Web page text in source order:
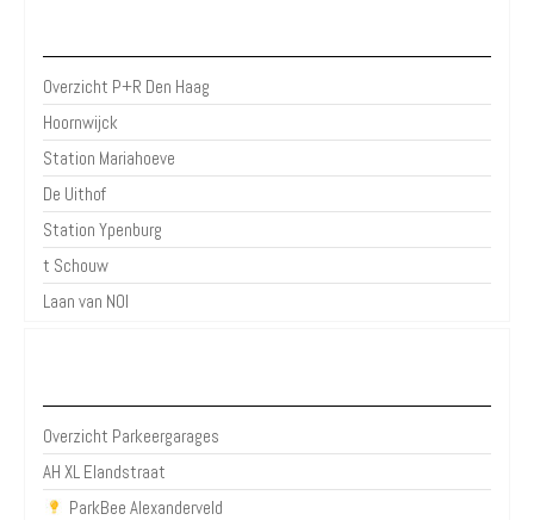
Overzicht P+R Den Haag
Hoornwijck
Station Mariahoeve
De Uithof
Station Ypenburg
t Schouw
Laan van NOI
Overzicht Parkeergarages
AH XL Elandstraat
ParkBee Alexanderveld